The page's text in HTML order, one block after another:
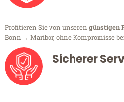
Profitieren Sie von unseren günstigen
Bonn → Maribor, ohne Kompromisse
Sicherer